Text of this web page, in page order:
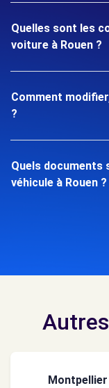
Quelles sont les
voiture à Rouen ?
Comment
?
Quels documents
véhicule à Rouen ?
Montpellier